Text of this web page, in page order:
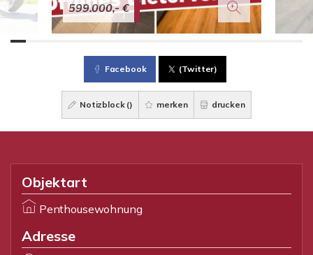
599.000,- €
Facebook (Twitter)
Notizblock () merken drucken
Objektart
Penthousewohnung
Adresse